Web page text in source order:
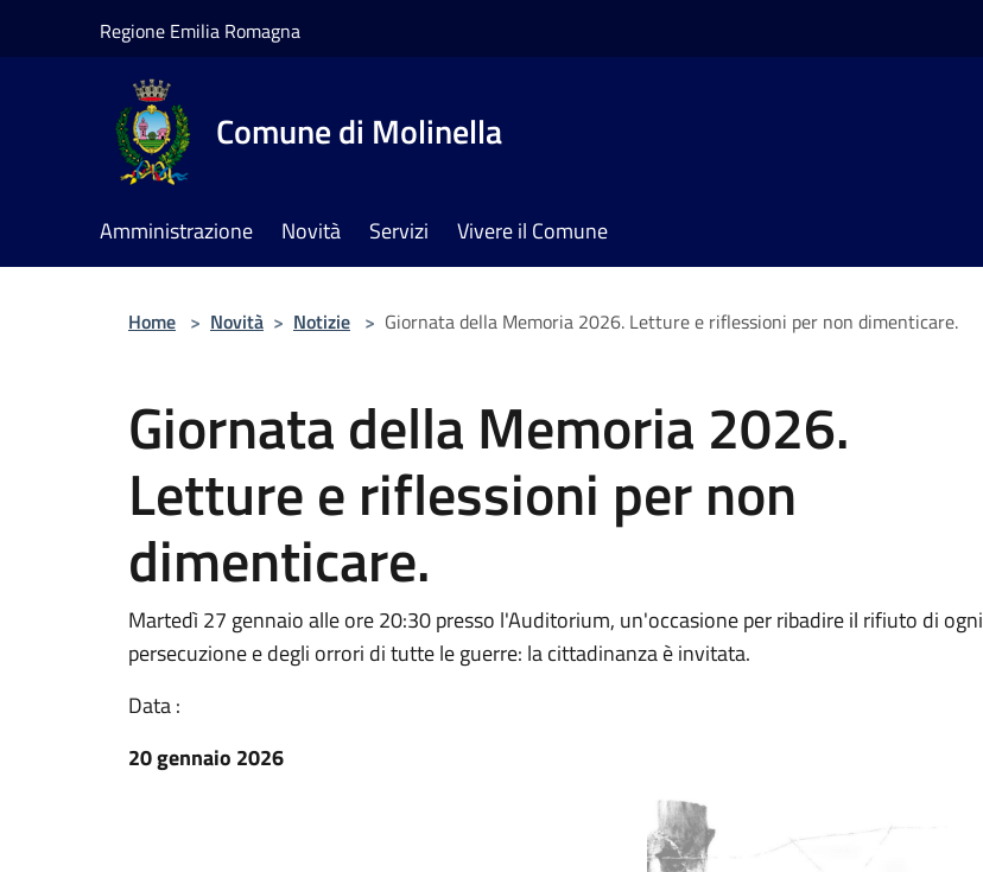
Regione Emilia Romagna
Comune di Molinella
Amministrazione Novità Servizi Vivere il Comune
Home > Novità > Notizie > Giornata della Memoria 2026. Letture e riflessioni per non dimenticare.
Giornata della Memoria 2026.
Letture e riflessioni per non
dimenticare.
Martedì 27 gennaio alle ore 20:30 presso l'Auditorium, un'occasione per ribadire il rifiuto di ogni
persecuzione e degli orrori di tutte le guerre: la cittadinanza è invitata.
Data :
20 gennaio 2026